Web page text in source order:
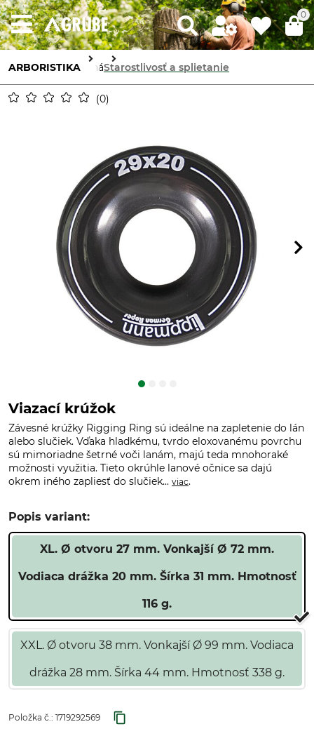
0
ARBORISTIKA LanáStarostlivosť a splietanie
0
Viazací krúžok
Závesné krúžky Rigging Ring sú ideálne na zapletenie do lán
alebo slučiek. Vďaka hladkému, tvrdo eloxovanému povrchu
sú mimoriadne šetrné voči lanám, majú teda mnohoraké
možnosti využitia. Tieto okrúhle lanové očnice sa dajú
okrem iného zapliesť do slučiek... viac.
Popis variant:
XL. Ø otvoru 27 mm. Vonkajší Ø 72 mm.
Vodiaca drážka 20 mm. Šírka 31 mm. Hmotnosť
116 g.
XXL. Ø otvoru 38 mm. Vonkajší Ø 99 mm. Vodiaca
drážka 28 mm. Šírka 44 mm. Hmotnosť 338 g.
Položka č.: 1719292569